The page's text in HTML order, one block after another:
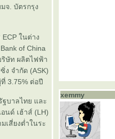
จ. บัตรกรุง
ในต่าง
of China
ริษัท ผลิตไฟฟ้า
ง จำกัด (ASK)
3.75% ต่อปี
บาลไทย และ
นด์ เฮ้าส์ (LH)
เสี่ยงต่ำในระ
xemmy